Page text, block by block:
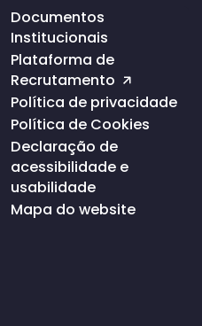
Documentos
Institucionais
Plataforma de
Recrutamento
Política de privacidade
Política de Cookies
Declaração de
acessibilidade e
usabilidade
Mapa do website